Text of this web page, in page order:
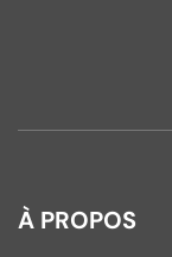
À PROPOS